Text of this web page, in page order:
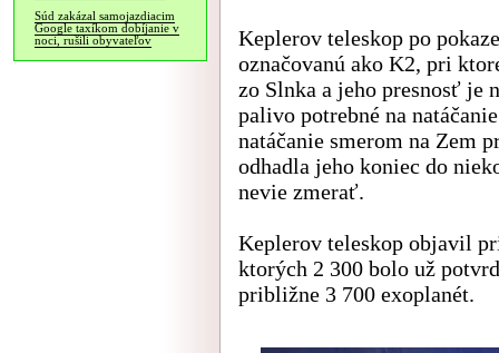
Súd zakázal samojazdiacim
Google taxíkom dobíjanie v
noci, rušili obyvateľov
Keplerov teleskop po
označovanú ako K2, pri
zo Slnka a jeho presnosť je
palivo potrebné na
natáčanie smerom na Zem
odhadla jeho koniec do
nevie zmerať.
Keplerov teleskop objavil
ktorých 2 300 bolo už
približne 3 700 exoplanét.